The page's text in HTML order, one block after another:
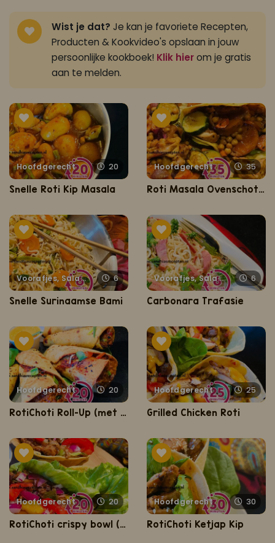
Wist je dat? Je kan je favoriete Recepten,
Producten & Kookvideo's opslaan in jouw
persoonlijke kookboek! Klik hierom je gratis
aan te melden.
Hoofdgerecht 20
Snelle Roti Kip Masala
Hoofdgerecht 35
Roti Masala Ovenschotel
Voorafjes, Salades, Hapjes en Lekkernijen 6
Snelle Surinaamse Bami
Voorafjes, Salades, Hapjes en Lekkernijen 6
Carbonara Trafasie
Hoofdgerecht 20
RotiChoti Roll-Up (met gehakt)
Hoofdgerecht 25
Grilled Chicken Roti
Hoofdgerecht 20
RotiChoti crispy bowl (met Gehakt Trafasie)
Hoofdgerecht 30
RotiChoti Ketjap Kip